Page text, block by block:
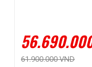
61.900.000 VND